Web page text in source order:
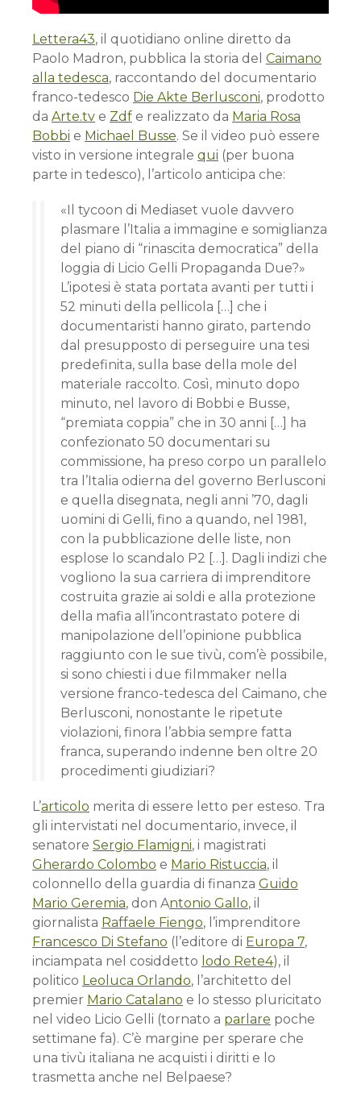
Lettera43, il quotidiano online diretto da
Paolo Madron, pubblica la storia del Caimano
alla tedesca, raccontando del documentario
franco-tedesco Die Akte Berlusconi, prodotto
da Arte.tv e Zdf e realizzato da Maria Rosa
Bobbi e Michael Busse. Se il video può essere
visto in versione integrale qui (per buona
parte in tedesco), l’articolo anticipa che:
«Il tycoon di Mediaset vuole davvero
plasmare l’Italia a immagine e somiglianza
del piano di “rinascita democratica” della
loggia di Licio Gelli Propaganda Due?»
L’ipotesi è stata portata avanti per tutti i
52 minuti della pellicola […] che i
documentaristi hanno girato, partendo
dal presupposto di perseguire una tesi
predefinita, sulla base della mole del
materiale raccolto. Così, minuto dopo
minuto, nel lavoro di Bobbi e Busse,
“premiata coppia” che in 30 anni […] ha
confezionato 50 documentari su
commissione, ha preso corpo un parallelo
tra l’Italia odierna del governo Berlusconi
e quella disegnata, negli anni ’70, dagli
uomini di Gelli, fino a quando, nel 1981,
con la pubblicazione delle liste, non
esplose lo scandalo P2 […]. Dagli indizi che
vogliono la sua carriera di imprenditore
costruita grazie ai soldi e alla protezione
della mafia all’incontrastato potere di
manipolazione dell’opinione pubblica
raggiunto con le sue tivù, com’è possibile,
si sono chiesti i due filmmaker nella
versione franco-tedesca del Caimano, che
Berlusconi, nonostante le ripetute
violazioni, finora l’abbia sempre fatta
franca, superando indenne ben oltre 20
procedimenti giudiziari?
L’articolo merita di essere letto per esteso. Tra
gli intervistati nel documentario, invece, il
senatore Sergio Flamigni, i magistrati
Gherardo Colombo e Mario Ristuccia, il
colonnello della guardia di finanza Guido
Mario Geremia, don Antonio Gallo, il
giornalista Raffaele Fiengo, l’imprenditore
Francesco Di Stefano (l’editore di Europa 7,
inciampata nel cosiddetto lodo Rete4), il
politico Leoluca Orlando, l’architetto del
premier Mario Catalano e lo stesso pluricitato
nel video Licio Gelli (tornato a parlare poche
settimane fa). C’è margine per sperare che
una tivù italiana ne acquisti i diritti e lo
trasmetta anche nel Belpaese?